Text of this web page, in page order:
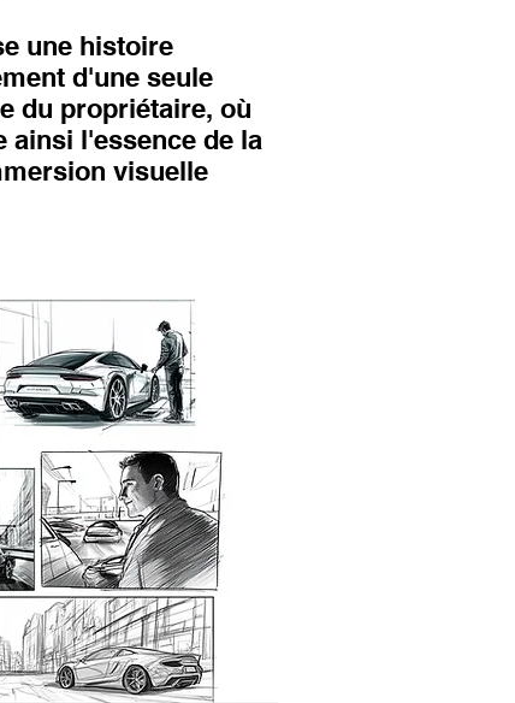
une histoire
d'une seule
du propriétaire, où
ainsi l'essence de la
visuelle